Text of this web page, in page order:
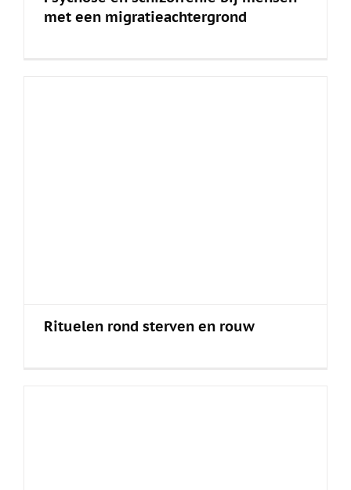
met een migratieachtergrond
Rituelen rond sterven en rouw